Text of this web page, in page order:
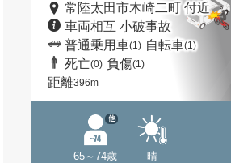
常陸太田市木崎二町 付近
車両相互 小破事故
普通乗用車(1) 自転車(1)
死亡(0) 負傷(1)
距離396m
65～74歳
他
晴